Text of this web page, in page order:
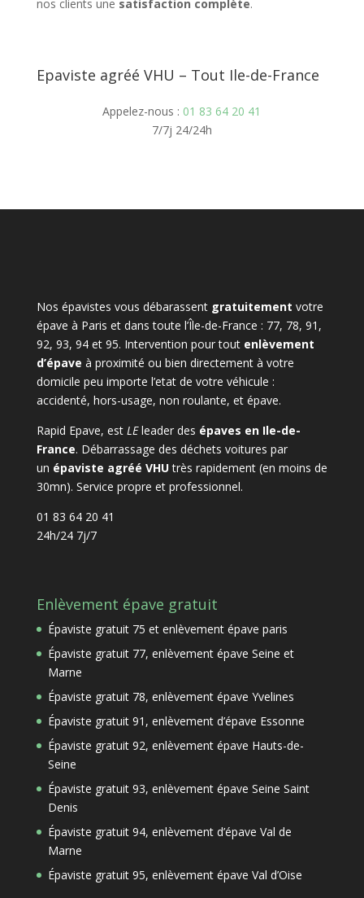
nos clients une satisfaction complète.
Epaviste agréé VHU – Tout Ile-de-France
Appelez-nous : 01 83 64 20 41
7/7j 24/24h
Nos épavistes vous débarassent gratuitement votre
épave à Paris et dans toute l’Île-de-France : 77, 78, 91,
92, 93, 94 et 95. Intervention pour tout enlèvement
d’épave à proximité ou bien directement à votre
domicile peu importe l’etat de votre véhicule :
accidenté, hors-usage, non roulante, et épave.
Rapid Epave, est LEleader des épaves en Ile-de-
France. Débarrassage des déchets voitures par
un épaviste agréé VHUtrès rapidement (en moins de
30mn). Service propre et professionnel.
01 83 64 20 41
24h/24 7j/7
Enlèvement épave gratuit
Épaviste gratuit 75 et enlèvement épave paris
Épaviste gratuit 77, enlèvement épave Seine et
Marne
Épaviste gratuit 78, enlèvement épave Yvelines
Épaviste gratuit 91, enlèvement d’épave Essonne
Épaviste gratuit 92, enlèvement épave Hauts-de-
Seine
Épaviste gratuit 93, enlèvement épave Seine Saint
Denis
Épaviste gratuit 94, enlèvement d’épave Val de
Marne
Épaviste gratuit 95, enlèvement épave Val d’Oise